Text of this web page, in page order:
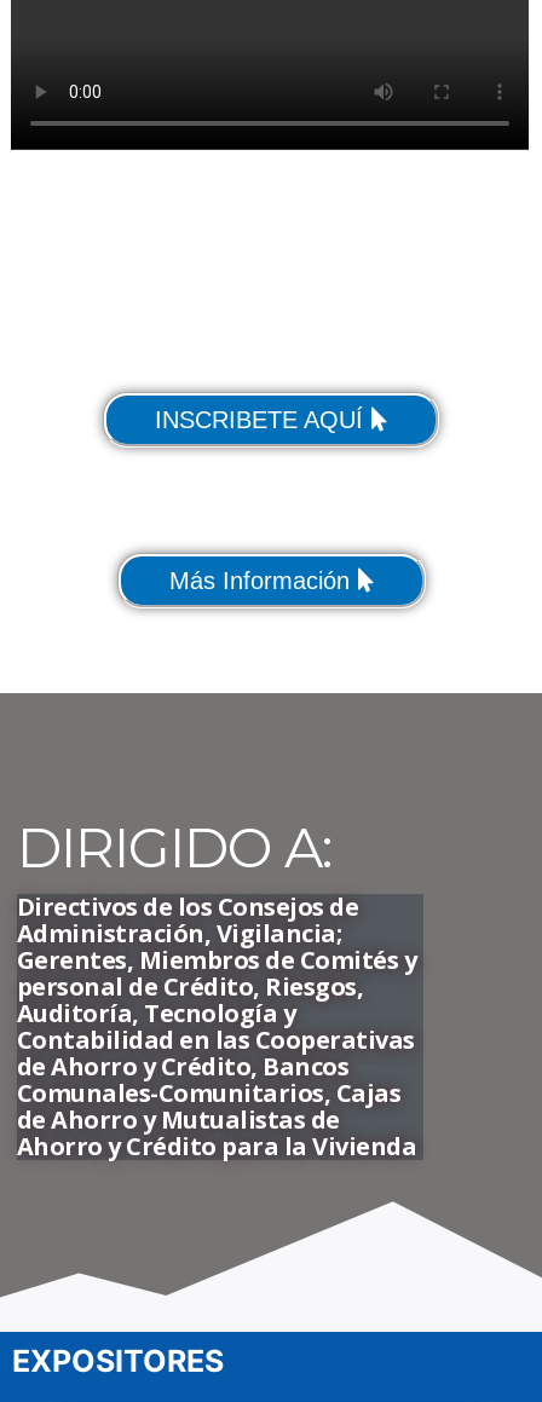
INSCRIBETE AQUÍ
Más Información
DIRIGIDO A:
Directivos de los Consejos de
Administración, Vigilancia;
Gerentes, Miembros de Comités y
personal de Crédito, Riesgos,
Auditoría, Tecnología y
Contabilidad en las Cooperativas
de Ahorro y Crédito, Bancos
Comunales-Comunitarios, Cajas
de Ahorro y Mutualistas de
Ahorro y Crédito para la Vivienda
EXPOSITORES